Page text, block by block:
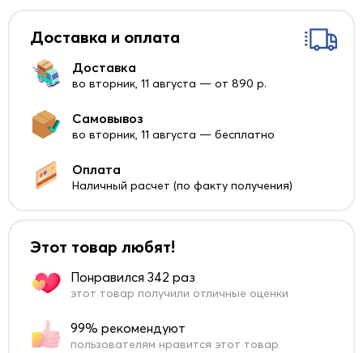
Доставка и оплата
Доставка
во вторник, 11 августа — от 890 р.
Самовывоз
во вторник, 11 августа — бесплатно
Оплата
Наличный расчет (по факту получения)
Этот товар любят!
Понравился 342 раз
этот товар получили отличные оценки
99% рекомендуют
пользователям нравится этот товар